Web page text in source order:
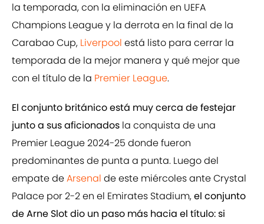
la temporada, con la eliminación en UEFA
Champions League y la derrota en la final de la
Carabao Cup, Liverpool está listo para cerrar la
temporada de la mejor manera y qué mejor que
con el título de la Premier League.
El conjunto británico está muy cerca de festejar
junto a sus aficionados la conquista de una
Premier League 2024-25 donde fueron
predominantes de punta a punta. Luego del
empate deArsenal de este miércoles ante Crystal
Palace por 2-2 en el Emirates Stadium,el conjunto
de Arne Slot dio un paso más hacia el título: si